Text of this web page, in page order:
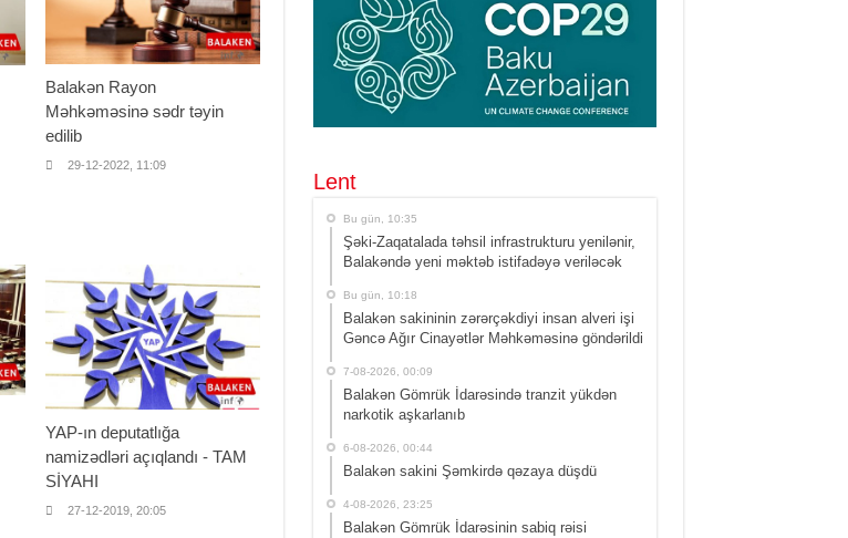
Balakən Rayon
Məhkəməsinə sədr təyin
edilib
29-12-2022, 11:09
YAP-ın deputatlığa
namizədləri açıqlandı - TAM
SİYAHI
27-12-2019, 20:05
Lent
Bu gün, 10:35
Şəki-Zaqatalada təhsil infrastrukturu yenilənir,
Balakəndə yeni məktəb istifadəyə veriləcək
Bu gün, 10:18
Balakən sakininin zərərçəkdiyi insan alveri işi
Gəncə Ağır Cinayətlər Məhkəməsinə göndərildi
7-08-2026, 00:09
Balakən Gömrük İdarəsində tranzit yükdən
narkotik aşkarlanıb
6-08-2026, 00:44
Balakən sakini Şəmkirdə qəzaya düşdü
4-08-2026, 23:25
Balakən Gömrük İdarəsinin sabiq rəisi